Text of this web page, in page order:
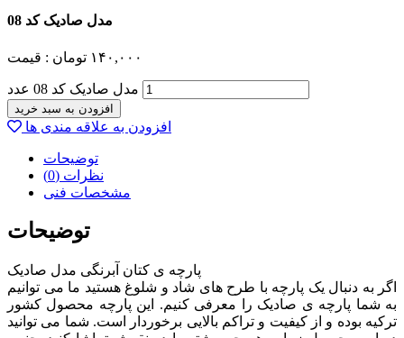
مدل صادیک کد 08
قیمت : ۱۴۰,۰۰۰ تومان
مدل صادیک کد 08 عدد
افزودن به سبد خرید
افزودن به علاقه مندی ها
توضیحات
نظرات (0)
مشخصات فنی
توضیحات
پارچه ی کتان آبرنگی مدل صادیک
اگر به دنبال یک پارچه با طرح های شاد و شلوغ هستید ما می توانیم
به شما پارچه ی صادیک را معرفی کنیم. این پارچه محصول کشور
ترکیه بوده و از کیفیت و تراکم بالایی برخوردار است. شما می توانید